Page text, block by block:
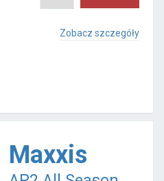
Zobacz szczegóły
Maxxis